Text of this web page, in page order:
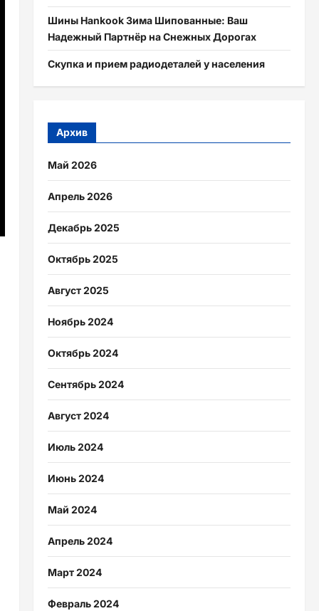
Шины Hankook Зима Шипованные: Ваш
Надежный Партнёр на Снежных Дорогах
Скупка и прием радиодеталей у населения
Архив
Май 2026
Апрель 2026
Декабрь 2025
Октябрь 2025
Август 2025
Ноябрь 2024
Октябрь 2024
Сентябрь 2024
Август 2024
Июль 2024
Июнь 2024
Май 2024
Апрель 2024
Март 2024
Февраль 2024